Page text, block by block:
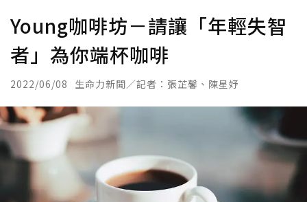
Young咖啡坊－請讓「年輕失智
者」為你端杯咖啡
2022/06/08 生命力新聞／記者：張芷馨、陳星妤